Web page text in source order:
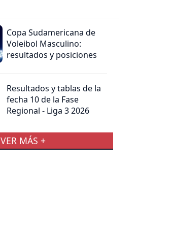
Copa Sudamericana de
Voleibol Masculino:
resultados y posiciones
Resultados y tablas de la
fecha 10 de la Fase
Regional - Liga 3 2026
VER MÁS +